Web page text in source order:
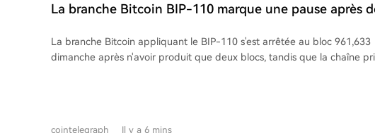
La branche Bitcoin BIP-110 marque une pause après
La branche Bitcoin appliquant le BIP-110 s'est arrêtée au bloc 961,633
dimanche après n'avoir produit que deux blocs, tandis que la chaîne
cointelegraph Il y a 6 mins